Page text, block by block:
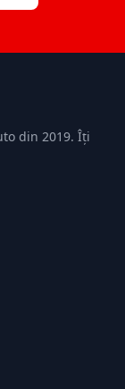
din 2019. Îți